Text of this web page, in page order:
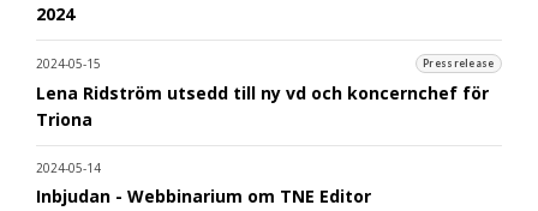
2024
2024-05-15 Pressrelease
Lena Ridström utsedd till ny vd och koncernchef för
Triona
2024-05-14
Inbjudan - Webbinarium om TNE Editor